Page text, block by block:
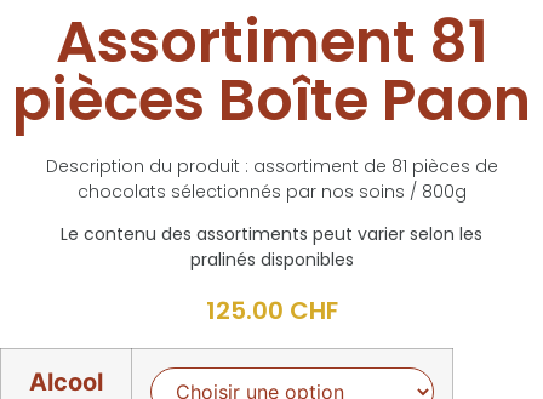
Assortiment 81
pièces Boîte Paon
Description du produit : assortiment de 81 pièces de
chocolats sélectionnés par nos soins / 800g
Le contenu des assortiments peut varier selon les
pralinés disponibles
125.00 CHF
Alcool